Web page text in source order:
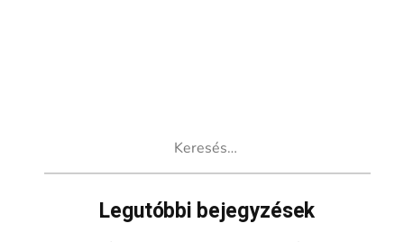
Legutóbbi bejegyzések